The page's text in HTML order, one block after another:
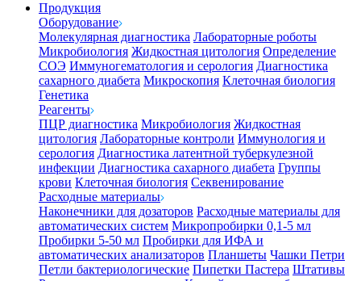
Продукция
Оборудование
Молекулярная диагностика Лабораторные роботы
Микробиология Жидкостная цитология Определение
СОЭ Иммуногематология и серология Диагностика
сахарного диабета Микроскопия Клеточная биология
Генетика
Реагенты
ПЦР диагностика Микробиология Жидкостная
цитология Лабораторные контроли Иммунология и
серология Диагностика латентной туберкулезной
инфекции Диагностика сахарного диабета Группы
крови Клеточная биология Секвенирование
Расходные материалы
Наконечники для дозаторов Расходные материалы для
автоматических систем Микропробирки 0,1-5 мл
Пробирки 5-50 мл Пробирки для ИФА и
автоматических анализаторов Планшеты Чашки Петри
Петли бактериологические Пипетки Пастера Штативы